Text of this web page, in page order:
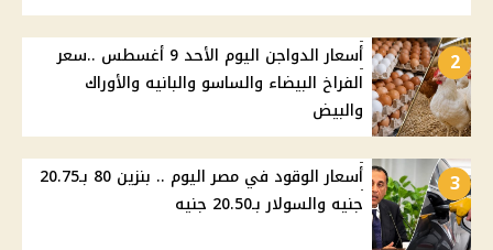
2
أسعار الدواجن اليوم الأحد 9 أغسطس ..سعر
الفراخ البيضاء والساسو والبانيه والأوراك
والبيض
3
أسعار الوقود في مصر اليوم .. بنزين 80 بـ20.75
جنيه والسولار بـ20.50 جنيه